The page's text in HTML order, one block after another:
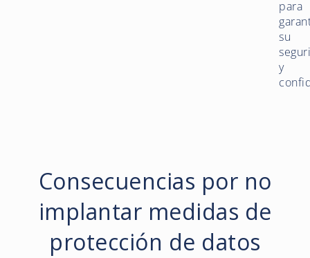
para
su
y
Consecuencias por no
implantar medidas de
protección de datos